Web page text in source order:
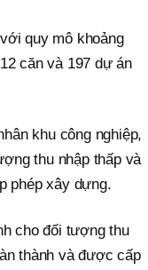
quy mô khoảng
căn và 197 dự án
khu công nghiệp,
thu nhập thấp và
phép xây dựng.
cho đối tượng thu
thành và được cấp